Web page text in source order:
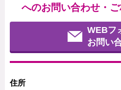
へのお問い合わせ・
WEBフ
お問い
住所